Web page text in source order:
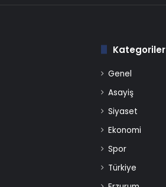
Kategoriler
Genel
Asayiş
Siyaset
Ekonomi
Spor
Türkiye